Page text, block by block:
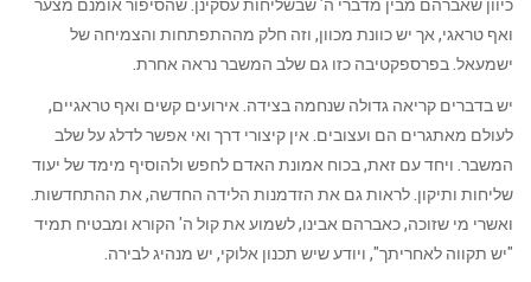
ואף טראגי, אך יש כוונת מכוון, וזה חלק מההתפתחות והצמיחה של
ישמעאל. בפרספקטיבה כזו גם שלב המשבר נראה אחרת.
יש בדברים קריאה גדולה שנחמה בצידה. אירועים קשים ואף טראגיים,
לעולם מאתגרים הם ועצובים. אין קיצורי דרך ואי אפשר לדלג על שלב
המשבר. ויחד עם זאת, בכוח אמונת האדם לחפש ולהוסיף מימד של יעוד
שליחות ותיקון. לראות גם את הזדמנות הלידה החדשה, את ההתחדשות.
ואשרי מי שזוכה, כאברהם אבינו, לשמוע את קול ה' הקורא ומבטיח תמיד
"יש תקווה לאחריתך", ויודע שיש תכנון אלוקי, יש מנהיג לבירה.